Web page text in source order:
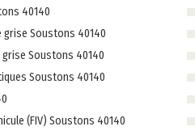
40140
grise Soustons 40140
Soustons 40140
Soustons 40140
(FIV) Soustons 40140